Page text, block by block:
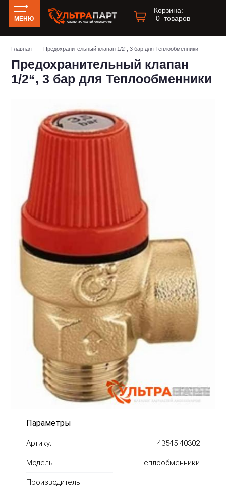
МЕНЮ
Корзина:
0 товаров
Главная — Предохранительный клапан 1/2“, 3 бар для Теплообменники
Предохранительный клапан
1/2“, 3 бар для Теплообменники
Параметры
Артикул 43545 40302
Модель Теплообменники
Производитель